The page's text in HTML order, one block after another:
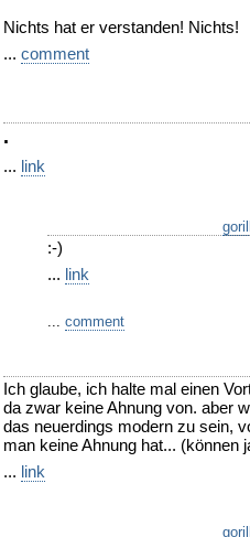
Nichts hat er verstanden! Nichts!
... comment
.
... link
:-)
... link
comment
Ich glaube, ich halte mal einen
da zwar keine Ahnung von. aber
das neuerdings modern zu sein,
man keine Ahnung hat... (können
... link